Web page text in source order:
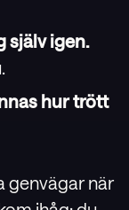
själv igen.
hur trött
genvägar när